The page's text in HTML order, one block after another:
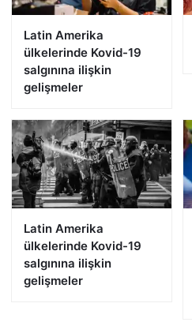
Latin Amerika
ülkelerinde Kovid-19
salgınına ilişkin
gelişmeler
Latin Amerika
ülkelerinde Kovid-19
salgınına ilişkin
gelişmeler